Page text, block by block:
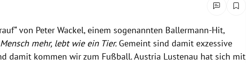
von Peter Wackel, einem sogenannten Ballermann-Hit,
mehr, lebt wie ein Tier. Gemeint sind damit exzessive
damit kommen wir zum Fußball. Austria Lustenau hat sich mit